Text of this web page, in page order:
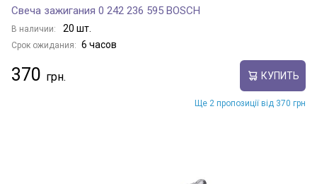
Свеча зажигания 0 242 236 595 BOSCH
В наличии: 20 шт.
Срок ожидания: 6 часов
370 КУПИТЬ
Ще 2 пропозиції від 370 грн